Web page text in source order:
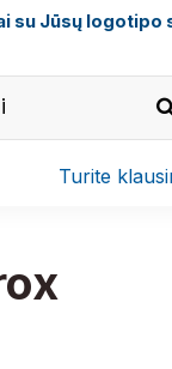
su Jūsų logotipo
Turite